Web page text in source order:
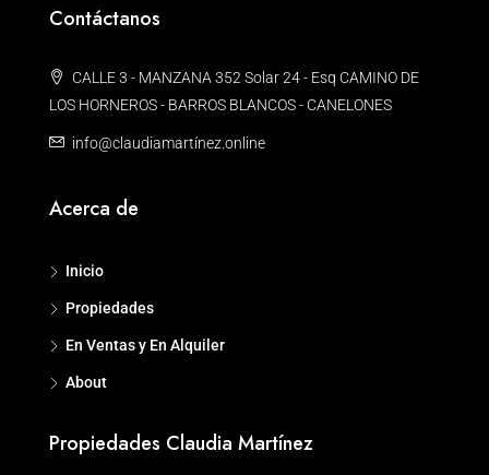
Contáctanos
CALLE 3 - MANZANA 352 Solar 24 - Esq CAMINO DE
LOS HORNEROS - BARROS BLANCOS - CANELONES
info@claudiamartínez.online
Acerca de
Inicio
Propiedades
En Ventas y En Alquiler
About
Propiedades Claudia Martínez